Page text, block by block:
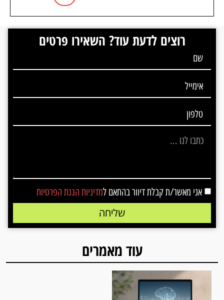
רוצים לדעת עוד? השאירו פרטים
אני מאשר/ת קבלת דיוור בהתאם למדיניות הגנת הפרטיות
שליחה
עוד מאמרים